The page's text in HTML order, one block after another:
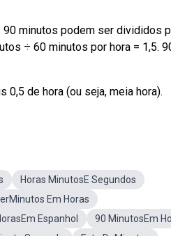
minutos podem ser divididos
÷ 60 minutos por hora = 1,5.
de hora (ou seja, meia hora).
Horas MinutosE Segundos
Em Horas
Espanhol
90 MinutosEm